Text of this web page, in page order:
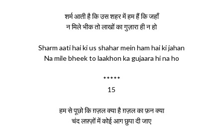
शर्म आती है कि उस शहर में हम हैं कि जहाँ
न मिले भीक तो लाखों का गुज़ारा ही न हो
Sharm aati hai ki us shahar mein ham hai ki jahan
Na mile bheek to laakhon ka gujaara hi na ho
*****
15
हम से पूछो कि ग़ज़ल क्या है ग़ज़ल का फ़न क्या
चंद लफ़्ज़ों में कोई आग छुपा दी जाए